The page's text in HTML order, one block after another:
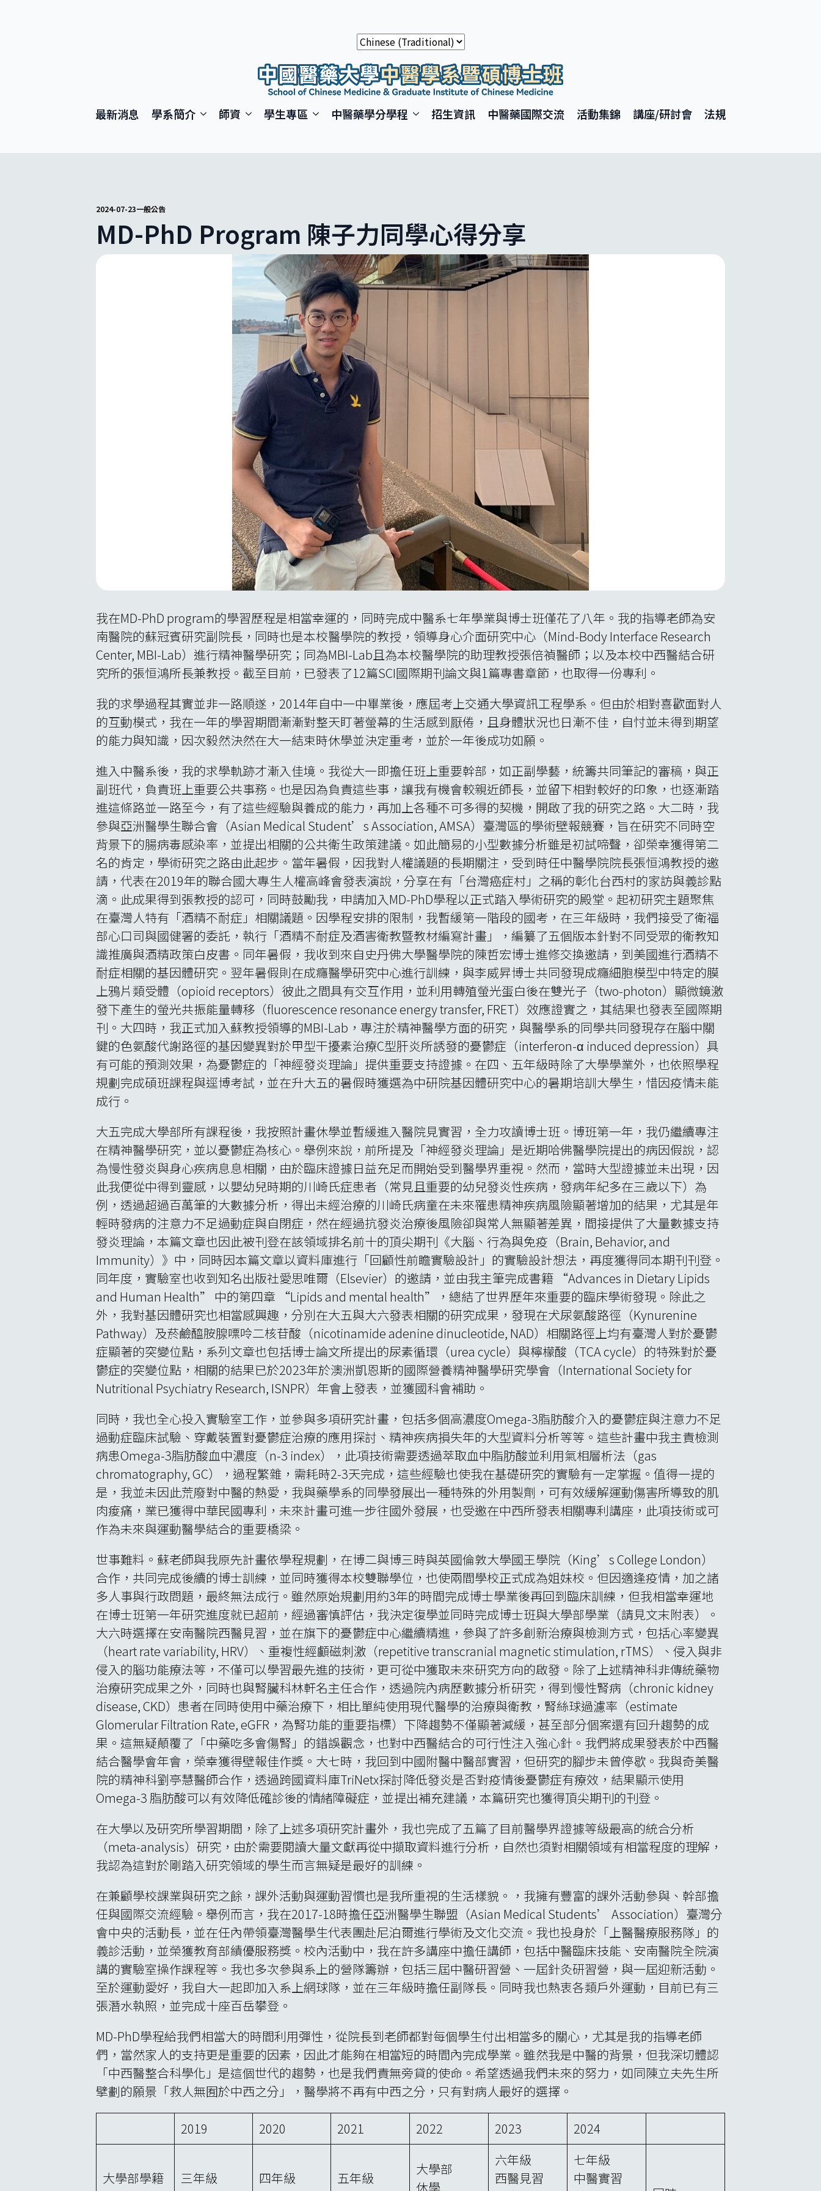
最新消息 學系簡介 師資 學生專區 中醫藥學分學程 招生資訊 中醫藥國際交流 活動集錦 講座/研討會 法規
2024-07-23一般公告
MD-PhD Program 陳子力同學心得分享
我在MD-PhD program的學習歷程是相當幸運的，同時完成中醫系七年學業與博士班僅花了八年。我的指導老師為安
南醫院的蘇冠賓研究副院長，同時也是本校醫學院的教授，領導身心介面研究中心（Mind-Body Interface Research
Center, MBI-Lab）進行精神醫學研究；同為MBI-Lab且為本校醫學院的助理教授張倍禎醫師；以及本校中西醫結合研
究所的張恒鴻所長兼教授。截至目前，已發表了12篇SCI國際期刊論文與1篇專書章節，也取得一份專利。
我的求學過程其實並非一路順遂，2014年自中一中畢業後，應屆考上交通大學資訊工程學系。但由於相對喜歡面對人
的互動模式，我在一年的學習期間漸漸對整天盯著螢幕的生活感到厭倦，且身體狀況也日漸不佳，自忖並未得到期望
的能力與知識，因次毅然決然在大一結束時休學並決定重考，並於一年後成功如願。
進入中醫系後，我的求學軌跡才漸入佳境。我從大一即擔任班上重要幹部，如正副學藝，統籌共同筆記的審稿，與正
副班代，負責班上重要公共事務。也是因為負責這些事，讓我有機會較親近師長，並留下相對較好的印象，也逐漸踏
進這條路並一路至今，有了這些經驗與養成的能力，再加上各種不可多得的契機，開啟了我的研究之路。大二時，我
參與亞洲醫學生聯合會（Asian Medical Student’s Association, AMSA）臺灣區的學術壁報競賽，旨在研究不同時空
背景下的腸病毒感染率，並提出相關的公共衛生政策建議。如此簡易的小型數據分析雖是初試啼聲，卻榮幸獲得第二
名的肯定，學術研究之路由此起步。當年暑假，因我對人權議題的長期關注，受到時任中醫學院院長張恒鴻教授的邀
請，代表在2019年的聯合國大專生人權高峰會發表演說，分享在有「台灣癌症村」之稱的彰化台西村的家訪與義診點
滴。此成果得到張教授的認可，同時鼓勵我，申請加入MD-PhD學程以正式踏入學術研究的殿堂。起初研究主題聚焦
在臺灣人特有「酒精不耐症」相關議題。因學程安排的限制，我暫緩第一階段的國考，在三年級時，我們接受了衛福
部心口司與國健署的委託，執行「酒精不耐症及酒害衛教暨教材編寫計畫」，編纂了五個版本針對不同受眾的衛教知
識推廣與酒精政策白皮書。同年暑假，我收到來自史丹佛大學醫學院的陳哲宏博士進修交換邀請，到美國進行酒精不
耐症相關的基因體研究。翌年暑假則在成癮醫學研究中心進行訓練，與李威昇博士共同發現成癮細胞模型中特定的膜
上鴉片類受體（opioid receptors）彼此之間具有交互作用，並利用轉殖螢光蛋白後在雙光子（two-photon）顯微鏡激
發下產生的螢光共振能量轉移（fluorescence resonance energy transfer, FRET）效應證實之，其結果也發表至國際期
刊。大四時，我正式加入蘇教授領導的MBI-Lab，專注於精神醫學方面的研究，與醫學系的同學共同發現存在腦中關
鍵的色氨酸代謝路徑的基因變異對於甲型干擾素治療C型肝炎所誘發的憂鬱症（interferon-α induced depression）具
有可能的預測效果，為憂鬱症的「神經發炎理論」提供重要支持證據。在四、五年級時除了大學學業外，也依照學程
規劃完成碩班課程與逕博考試，並在升大五的暑假時獲選為中研院基因體研究中心的暑期培訓大學生，惜因疫情未能
成行。
大五完成大學部所有課程後，我按照計畫休學並暫緩進入醫院見實習，全力攻讀博士班。博班第一年，我仍繼續專注
在精神醫學研究，並以憂鬱症為核心。舉例來說，前所提及「神經發炎理論」是近期哈佛醫學院提出的病因假說，認
為慢性發炎與身心疾病息息相關，由於臨床證據日益充足而開始受到醫學界重視。然而，當時大型證據並未出現，因
此我便從中得到靈感，以嬰幼兒時期的川崎氏症患者（常見且重要的幼兒發炎性疾病，發病年紀多在三歲以下）為
例，透過超過百萬筆的大數據分析，得出未經治療的川崎氏病童在未來罹患精神疾病風險顯著增加的結果，尤其是年
輕時發病的注意力不足過動症與自閉症，然在經過抗發炎治療後風險卻與常人無顯著差異，間接提供了大量數據支持
發炎理論，本篇文章也因此被刊登在該領域排名前十的頂尖期刊《大腦、行為與免疫（Brain, Behavior, and
Immunity）》中，同時因本篇文章以資料庫進行「回顧性前瞻實驗設計」的實驗設計想法，再度獲得同本期刊刊登。
同年度，實驗室也收到知名出版社愛思唯爾（Elsevier）的邀請，並由我主筆完成書籍 “Advances in Dietary Lipids
and Human Health” 中的第四章 “Lipids and mental health”，總結了世界歷年來重要的臨床學術發現。除此之
外，我對基因體研究也相當感興趣，分別在大五與大六發表相關的研究成果，發現在犬尿氨酸路徑（Kynurenine
Pathway）及菸鹼醯胺腺嘌呤二核苷酸（nicotinamide adenine dinucleotide, NAD）相關路徑上均有臺灣人對於憂鬱
症顯著的突變位點，系列文章也包括博士論文所提出的尿素循環（urea cycle）與檸檬酸（TCA cycle）的特殊對於憂
鬱症的突變位點，相關的結果已於2023年於澳洲凱恩斯的國際營養精神醫學研究學會（International Society for
Nutritional Psychiatry Research, ISNPR）年會上發表，並獲國科會補助。
同時，我也全心投入實驗室工作，並參與多項研究計畫，包括多個高濃度Omega-3脂肪酸介入的憂鬱症與注意力不足
過動症臨床試驗、穿戴裝置對憂鬱症治療的應用探討、精神疾病損失年的大型資料分析等等。這些計畫中我主責檢測
病患Omega-3脂肪酸血中濃度（n-3 index），此項技術需要透過萃取血中脂肪酸並利用氣相層析法（gas
chromatography, GC），過程繁雜，需耗時2-3天完成，這些經驗也使我在基礎研究的實驗有一定掌握。值得一提的
是，我並未因此荒廢對中醫的熱愛，我與藥學系的同學發展出一種特殊的外用製劑，可有效緩解運動傷害所導致的肌
肉痠痛，業已獲得中華民國專利，未來計畫可進一步往國外發展，也受邀在中西所發表相關專利講座，此項技術或可
作為未來與運動醫學結合的重要橋梁。
世事難料。蘇老師與我原先計畫依學程規劃，在博二與博三時與英國倫敦大學國王學院（King’s College London）
合作，共同完成後續的博士訓練，並同時獲得本校雙聯學位，也使兩間學校正式成為姐妹校。但因適逢疫情，加之諸
多人事與行政問題，最終無法成行。雖然原始規劃用約3年的時間完成博士學業後再回到臨床訓練，但我相當幸運地
在博士班第一年研究進度就已超前，經過審慎評估，我決定復學並同時完成博士班與大學部學業（請見文末附表）。
大六時選擇在安南醫院西醫見習，並在旗下的憂鬱症中心繼續精進，參與了許多創新治療與檢測方式，包括心率變異
（heart rate variability, HRV）、重複性經顱磁刺激（repetitive transcranial magnetic stimulation, rTMS）、侵入與非
侵入的腦功能療法等，不僅可以學習最先進的技術，更可從中獲取未來研究方向的啟發。除了上述精神科非傳統藥物
治療研究成果之外，同時也與腎臟科林軒名主任合作，透過院內病歷數據分析研究，得到慢性腎病（chronic kidney
disease, CKD）患者在同時使用中藥治療下，相比單純使用現代醫學的治療與衛教，腎絲球過濾率（estimate
Glomerular Filtration Rate, eGFR，為腎功能的重要指標）下降趨勢不僅顯著減緩，甚至部分個案還有回升趨勢的成
果。這無疑顛覆了「中藥吃多會傷腎」的錯誤觀念，也對中西醫結合的可行性注入強心針。我們將成果發表於中西醫
結合醫學會年會，榮幸獲得壁報佳作獎。大七時，我回到中國附醫中醫部實習，但研究的腳步未曾停歇。我與奇美醫
院的精神科劉亭慧醫師合作，透過跨國資料庫TriNetx探討降低發炎是否對疫情後憂鬱症有療效，結果顯示使用
Omega-3 脂肪酸可以有效降低確診後的情緒障礙症，並提出補充建議，本篇研究也獲得頂尖期刊的刊登。
在大學以及研究所學習期間，除了上述多項研究計畫外，我也完成了五篇了目前醫學界證據等級最高的統合分析
（meta-analysis）研究，由於需要閱讀大量文獻再從中擷取資料進行分析，自然也須對相關領域有相當程度的理解，
我認為這對於剛踏入研究領域的學生而言無疑是最好的訓練。
在兼顧學校課業與研究之餘，課外活動與運動習慣也是我所重視的生活樣貌。，我擁有豐富的課外活動參與、幹部擔
任與國際交流經驗。舉例而言，我在2017-18時擔任亞洲醫學生聯盟（Asian Medical Students’ Association）臺灣分
會中央的活動長，並在任內帶領臺灣醫學生代表團赴尼泊爾進行學術及文化交流。我也投身於「上醫醫療服務隊」的
義診活動，並榮獲教育部績優服務獎。校內活動中，我在許多講座中擔任講師，包括中醫臨床技能、安南醫院全院演
講的實驗室操作課程等。我也多次參與系上的營隊籌辦，包括三屆中醫研習營、一屆針灸研習營，與一屆迎新活動。
至於運動愛好，我自大一起即加入系上網球隊，並在三年級時擔任副隊長。同時我也熱衷各類戶外運動，目前已有三
張潛水執照，並完成十座百岳攀登。
MD-PhD學程給我們相當大的時間利用彈性，從院長到老師都對每個學生付出相當多的關心，尤其是我的指導老師
們，當然家人的支持更是重要的因素，因此才能夠在相當短的時間內完成學業。雖然我是中醫的背景，但我深切體認
「中西醫整合科學化」是這個世代的趨勢，也是我們責無旁貸的使命。希望透過我們未來的努力，如同陳立夫先生所
擘劃的願景「救人無囿於中西之分」，醫學將不再有中西之分，只有對病人最好的選擇。
2019 2020 2021 2022 2023 2024
大學部學籍 三年級 四年級 五年級
大學部
休學
六年級
西醫見習
七年級
中醫實習